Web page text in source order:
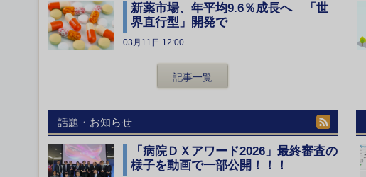
新薬市場、年平均9.6％成長へ 「世
界直行型」開発で
03月11日 12:00
記事一覧
話題・お知らせ
「病院ＤＸアワード2026」最終審査の
様子を動画で一部公開！！！